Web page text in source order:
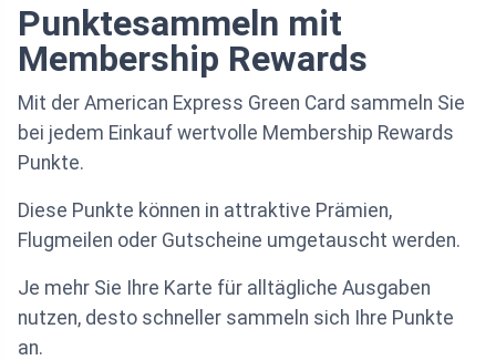
Punktesammeln mit
Membership Rewards
Mit der American Express Green Card sammeln Sie
bei jedem Einkauf wertvolle Membership Rewards
Punkte.
Diese Punkte können in attraktive Prämien,
Flugmeilen oder Gutscheine umgetauscht werden.
Je mehr Sie Ihre Karte für alltägliche Ausgaben
nutzen, desto schneller sammeln sich Ihre Punkte
an.